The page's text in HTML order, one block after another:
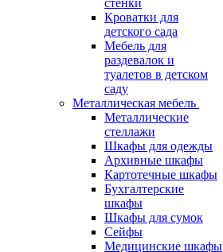
стенки
Кроватки для
детского сада
Мебель для
раздевалок и
туалетов в детском
саду
Металлическая мебель
Металлические
стеллажи
Шкафы для одежды
Архивные шкафы
Картотечные шкафы
Бухгалтерские
шкафы
Шкафы для сумок
Сейфы
Медицинские шкафы